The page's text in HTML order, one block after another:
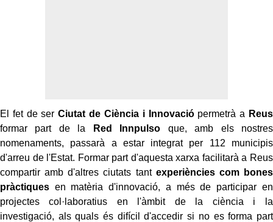
El fet de serCiutat de Ciència i Innovaciópermetrà a Reus
formar part de la
Red Innpulso que, amb els nostres
nomenaments, passarà a estar integrat per 112 municipis
d'arreu de l'Estat. Formar part d'aquesta xarxa facilitarà a Reus
compartir amb d'altres ciutats tant experiències com bones
pràctiques en matèria d'innovació, a més de participar en
projectes col·laboratius en l'àmbit de la ciència i la
investigació, als quals és difícil d'accedir si no es forma part